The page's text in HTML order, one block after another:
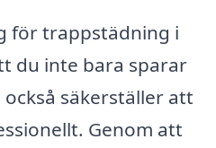
för trappstädning i
du inte bara sparar
säkerställer att
Genom att